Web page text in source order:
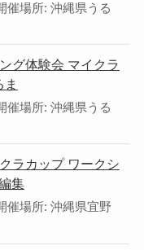
催場所: 沖縄県うる
グ体験会 マイクラ
催場所: 沖縄県うる
ラカップ ワークシ
集
催場所: 沖縄県宜野